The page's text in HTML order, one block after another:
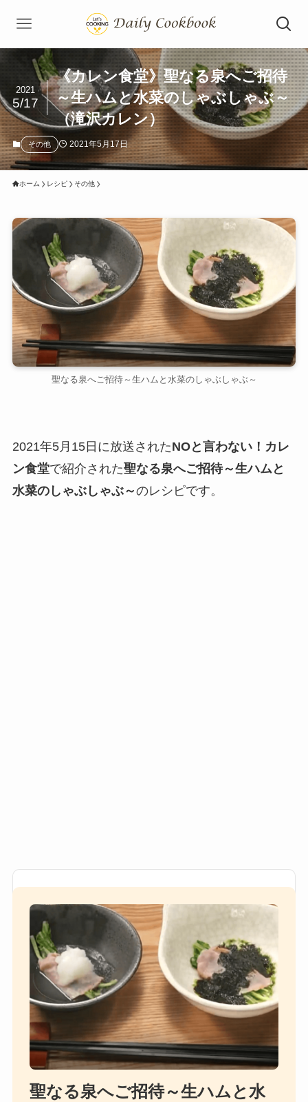
《カレン食堂》聖なる泉へご招待
～生ハムと水菜のしゃぶしゃぶ～
（滝沢カレン）
2021
5/17
その他 2021年5月17日
ホーム レシピ その他
聖なる泉へご招待～生ハムと水菜のしゃぶしゃぶ～
2021年5月15日に放送されたNOと言わない！カレ
ン食堂で紹介された聖なる泉へご招待～生ハムと
水菜のしゃぶしゃぶ～のレシピです。
聖なる泉へご招待～生ハムと水